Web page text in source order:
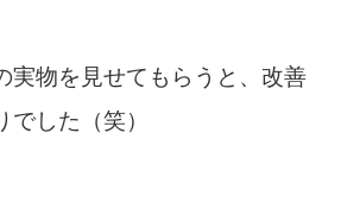
実物を見せてもらうと、改善
した（笑）